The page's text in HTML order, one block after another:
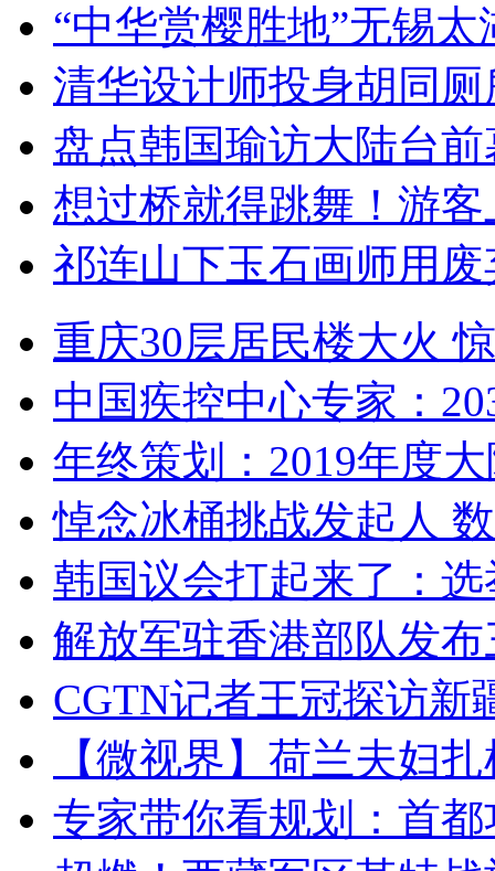
“中华赏樱胜地”无锡
清华设计师投身胡同
盘点韩国瑜访大陆台
想过桥就得跳舞！游客
祁连山下玉石画师用
重庆30层居民楼大火
中国疾控中心专家：
年终策划：2019年度
悼念冰桶挑战发起人
韩国议会打起来了：
解放军驻香港部队发
CGTN记者王冠探访新
【微视界】荷兰夫妇
专家带你看规划：首